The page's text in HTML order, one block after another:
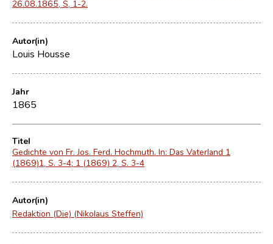
26.08.1865, S, 1-2.
Autor(in)
Louis Housse
Jahr
1865
Titel
Gedichte von Fr. Jos. Ferd. Hochmuth. In: Das Vaterland 1
(1869)1, S. 3-4; 1 (1869) 2, S. 3-4
Autor(in)
Redaktion (Die) (Nikolaus Steffen)